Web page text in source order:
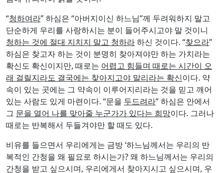
“ 청하여라
” 하심은 “아버지이신 하느님”께 두려워하지 말고
단순하게 우리를 사랑하시는 분이 들어주시고야 말 것이니
청하는 것에 절대 지치지 말고 청하라하신 것이다. “찾으라
하심은 찾고자 하는 것이 분명히 찾아져야만 하는 가치라는
확신도 확신이지만, 때로는어렵고 힘들며 때로는 시간이 오
래 걸릴지라도 결국에는 찾아지고야 말리라는 확신이다. 약
속이 있는 곳에는 그 약속이 이루어지리라는 것을 믿고 깨어
있는 사람도 있게 마련이다. “문을두드려라” 하심은 안에서
그문을 열어 나를 맞아줄 누군가가 있다는 희망이다. 그러나
때로는 반복해서 두들겨야만 할 때도 있다.
비유를 들으면서 우리에게는 금방 ‘하느님께서는 우리의 반
복적인 간청을 왜 필요로 하시는가? 왜 하느님께서는 우리의
간청을 받고 싶으시며, 우리에게서 찾아지시고 싶으시며, 우
리가 문을 두드리기를 바라시는가? 과연 하느님께 그러한 것